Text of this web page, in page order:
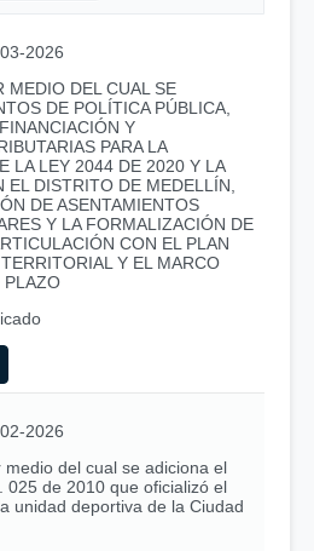
2026
MEDIO DEL CUAL SE
DE POLÍTICA PÚBLICA,
Y
PARA LA
LA LEY 2044 DE 2020 Y LA
DISTRITO DE MEDELLÍN,
DE ASENTAMIENTOS
Y LA FORMALIZACIÓN DE
CON EL PLAN
Y EL MARCO
PLAZO
2026
medio del cual se adiciona el
025 de 2010 que oficializó el
unidad deportiva de la Ciudad